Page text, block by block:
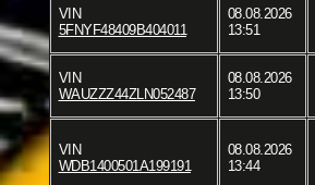
VIN
5FNYF48409B404011
08.08.2026
13:51
VIN
WAUZZZ44ZLN052487
08.08.2026
13:50
VIN
WDB1400501A199191
08.08.2026
13:44